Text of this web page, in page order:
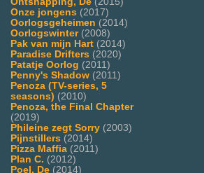
Onze jongens (2017)
Oorlogsgeheimen (2014)
Oorlogswinter(2008)
Pak van mijn Hart (2014)
Paradise Drifters (2020)
Patatje Oorlog (2011)
Penny's Shadow (2011)
Penoza (TV-series, 5
seasons) (2010)
Penoza, the Final Chapter
(2019)
Phileine zegt Sorry (2003)
Pijnstillers (2014)
Pizza Maffia (2011)
Plan C. (2012)
Poel, De (2014)